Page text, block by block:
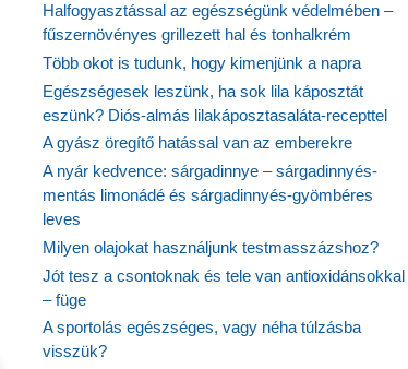
Halfogyasztással az egészségünk védelmében –
fűszernövényes grillezett hal és tonhalkrém
Több okot is tudunk, hogy kimenjünk a napra
Egészségesek leszünk, ha sok lila káposztát
eszünk? Diós-almás lilakáposztasaláta-recepttel
A gyász öregítő hatással van az emberekre
A nyár kedvence: sárgadinnye – sárgadinnyés-
mentás limonádé és sárgadinnyés-gyömbéres
leves
Milyen olajokat használjunk testmasszázshoz?
Jót tesz a csontoknak és tele van antioxidánsokkal
– füge
A sportolás egészséges, vagy néha túlzásba
visszük?